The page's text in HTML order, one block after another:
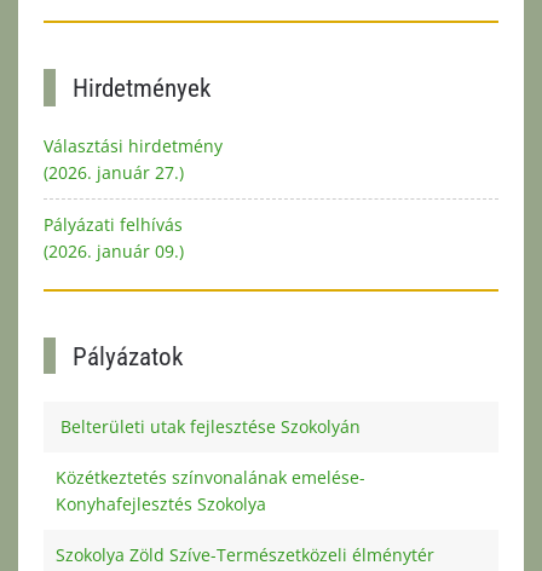
Hirdetmények
Választási hirdetmény
(2026. január 27.)
Pályázati felhívás
(2026. január 09.)
Pályázatok
Belterületi utak fejlesztése Szokolyán
Közétkeztetés színvonalának emelése-
Konyhafejlesztés Szokolya
Szokolya Zöld Szíve-Természetközeli élménytér